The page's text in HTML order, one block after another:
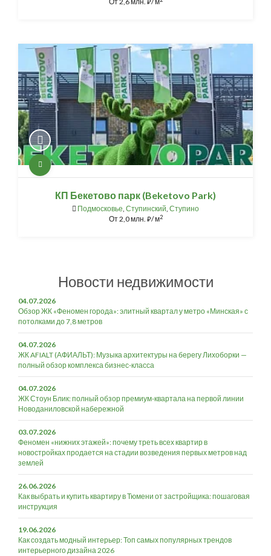
⃏
КП Бекетово парк (Beketovo Park)
Подмосковье, Ступинский, Ступино
От2,0 млн. ⃏/ м2
Новости недвижимости
04.07.2026
Обзор ЖК «Феномен города»: элитный квартал у метро «Минская» с
потолками до 7,8 метров
04.07.2026
ЖК AFIALT (АФИАЛЬТ): Музыка архитектуры на берегу Лихоборки —
полный обзор комплекса бизнес-класса
04.07.2026
ЖК Стоун Блик: полный обзор премиум-квартала на первой линии
Новоданиловской набережной
03.07.2026
Феномен «нижних этажей»: почему треть всех квартир в
новостройках продается на стадии возведения первых метров над
землей
26.06.2026
Как выбрать и купить квартиру в Тюмени от застройщика: пошаговая
инструкция
19.06.2026
Как создать модный интерьер: Топ самых популярных трендов
интерьерного дизайна 2026